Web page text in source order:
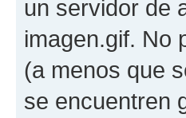
un servidor de
imagen.gif. No
(a menos que
se encuentren